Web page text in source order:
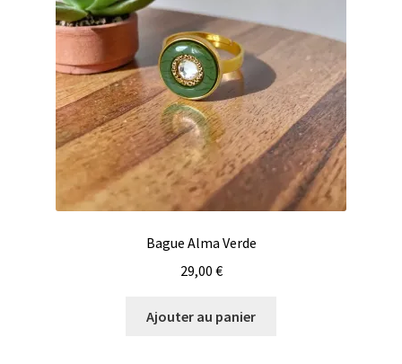
Bague Alma Verde
29,00 €
Ajouter au panier